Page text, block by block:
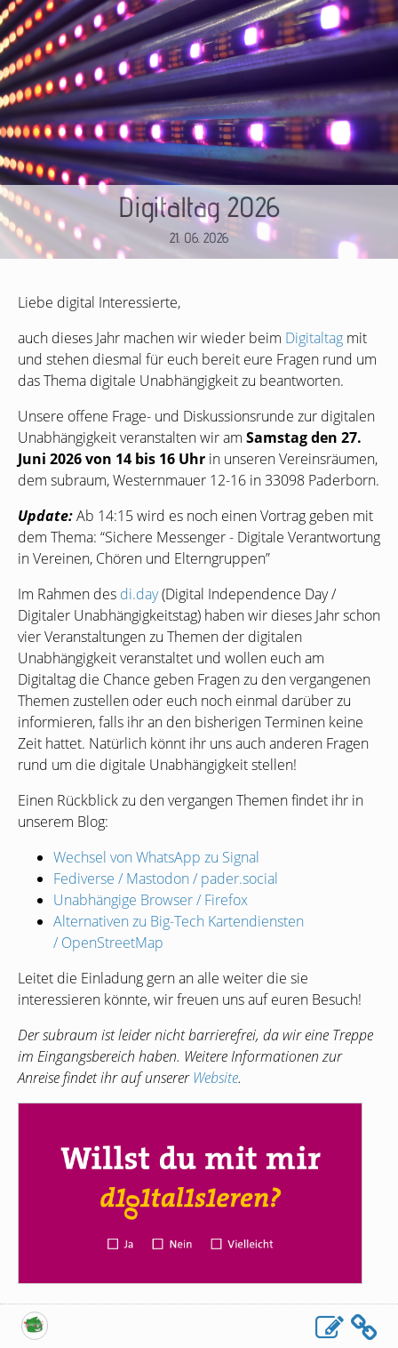
Digitaltag 2026
21. 06. 2026
Liebe digital Interessierte,
auch dieses Jahr machen wir wieder beim Digitaltag mit
und stehen diesmal für euch bereit eure Fragen rund um
das Thema digitale Unabhängigkeit zu beantworten.
Unsere offene Frage- und Diskussionsrunde zur digitalen
Unabhängigkeit veranstalten wir am Samstag den 27.
Juni 2026 von 14 bis 16 Uhr in unseren Vereinsräumen,
dem subraum, Westernmauer 12-16 in 33098 Paderborn.
Update:Ab 14:15 wird es noch einen Vortrag geben mit
dem Thema: “Sichere Messenger - Digitale Verantwortung
in Vereinen, Chören und Elterngruppen”
Im Rahmen des di.day(Digital Independence Day /
Digitaler Unabhängigkeitstag) haben wir dieses Jahr schon
vier Veranstaltungen zu Themen der digitalen
Unabhängigkeit veranstaltet und wollen euch am
Digitaltag die Chance geben Fragen zu den vergangenen
Themen zustellen oder euch noch einmal darüber zu
informieren, falls ihr an den bisherigen Terminen keine
Zeit hattet. Natürlich könnt ihr uns auch anderen Fragen
rund um die digitale Unabhängigkeit stellen!
Einen Rückblick zu den vergangen Themen findet ihr in
unserem Blog:
Wechsel von WhatsApp zu Signal
Fediverse / Mastodon / pader.social
Unabhängige Browser / Firefox
Alternativen zu Big-Tech Kartendiensten
/ OpenStreetMap
Leitet die Einladung gern an alle weiter die sie
interessieren könnte, wir freuen uns auf euren Besuch!
Der subraum ist leider nicht barrierefrei, da wir eine Treppe
im Eingangsbereich haben. Weitere Informationen zur
Anreise findet ihr auf unsererWebsite.